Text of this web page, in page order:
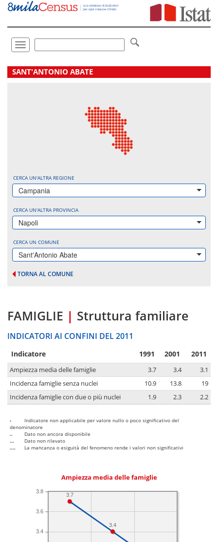
Vai
direttamente
Toggle
navigation
.
SANT'ANTONIO ABATE
CERCA UN'ALTRA REGIONE
Campania
CERCA UN'ALTRA PROVINCIA
Napoli
CERCA UN COMUNE
Sant'Antonio Abate
TORNA AL COMUNE
FAMIGLIE | Struttura familiare
INDICATORI AI CONFINI DEL 2011
Indicatore 1991 2001 2011
Ampiezza media delle famiglie 3.7 3.4
3.1
Incidenza famiglie senza nuclei
10.9 13.8
19
Incidenza famiglie con due o più nuclei
1.9 2.3 2.2
-
Indicatore non applicabile per valore nullo o poco significativo del
denominatore
..
Dato non ancora disponibile
...
Dato non rilevato
....
La mancanza o esiguità del fenomeno rende i valori non significativi
Ampiezza media delle famiglie
3.4
3.6
3.8
3.4
3.7